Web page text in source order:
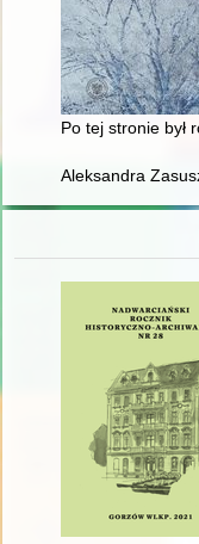
Po tej stronie był
Aleksandra